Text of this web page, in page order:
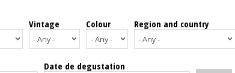
Vintage Colour Region and country
Date de degustation